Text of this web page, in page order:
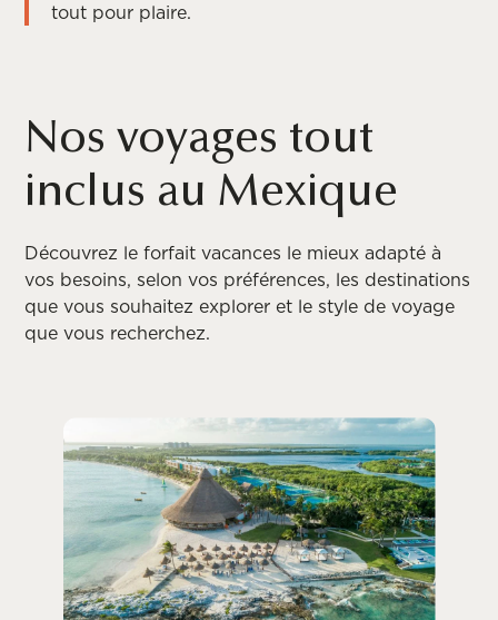
tout pour plaire.
Nos voyages tout
inclus au Mexique
Découvrez le forfait vacances le mieux adapté à
vos besoins, selon vos préférences, les destinations
que vous souhaitez explorer et le style de voyage
que vous recherchez.